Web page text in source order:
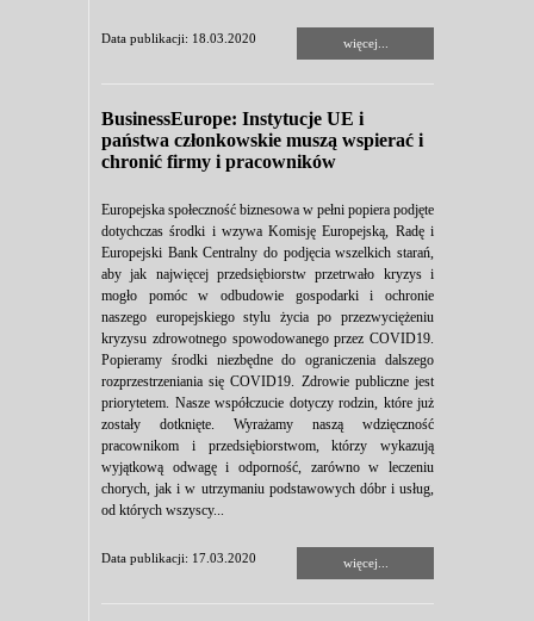
Data publikacji: 18.03.2020 więcej...
BusinessEurope: Instytucje UE i
państwa członkowskie muszą wspierać i
chronić firmy i pracowników
Europejska społeczność biznesowa w pełni popiera podjęte
dotychczas środki i wzywa Komisję Europejską, Radę i
Europejski Bank Centralny do podjęcia wszelkich starań,
aby jak najwięcej przedsiębiorstw przetrwało kryzys i
mogło pomóc w odbudowie gospodarki i ochronie
naszego europejskiego stylu życia po przezwyciężeniu
kryzysu zdrowotnego spowodowanego przez COVID19.
Popieramy środki niezbędne do ograniczenia dalszego
rozprzestrzeniania się COVID19. Zdrowie publiczne jest
priorytetem. Nasze współczucie dotyczy rodzin, które już
zostały dotknięte. Wyrażamy naszą wdzięczność
pracownikom i przedsiębiorstwom, którzy wykazują
wyjątkową odwagę i odporność, zarówno w leczeniu
chorych, jak i w utrzymaniu podstawowych dóbr i usług,
od których wszyscy...
Data publikacji: 17.03.2020 więcej...